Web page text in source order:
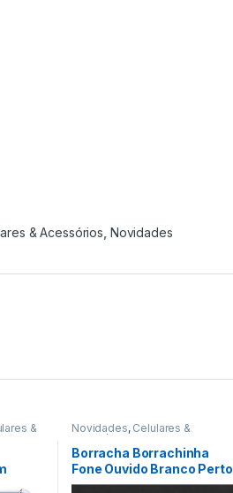
& Acessórios Novidades
&
Novidades, Celulares &
Acessórios
Borracha Borrachinha
Fone Ouvido Branco Perto
Azul Transparente Fumê